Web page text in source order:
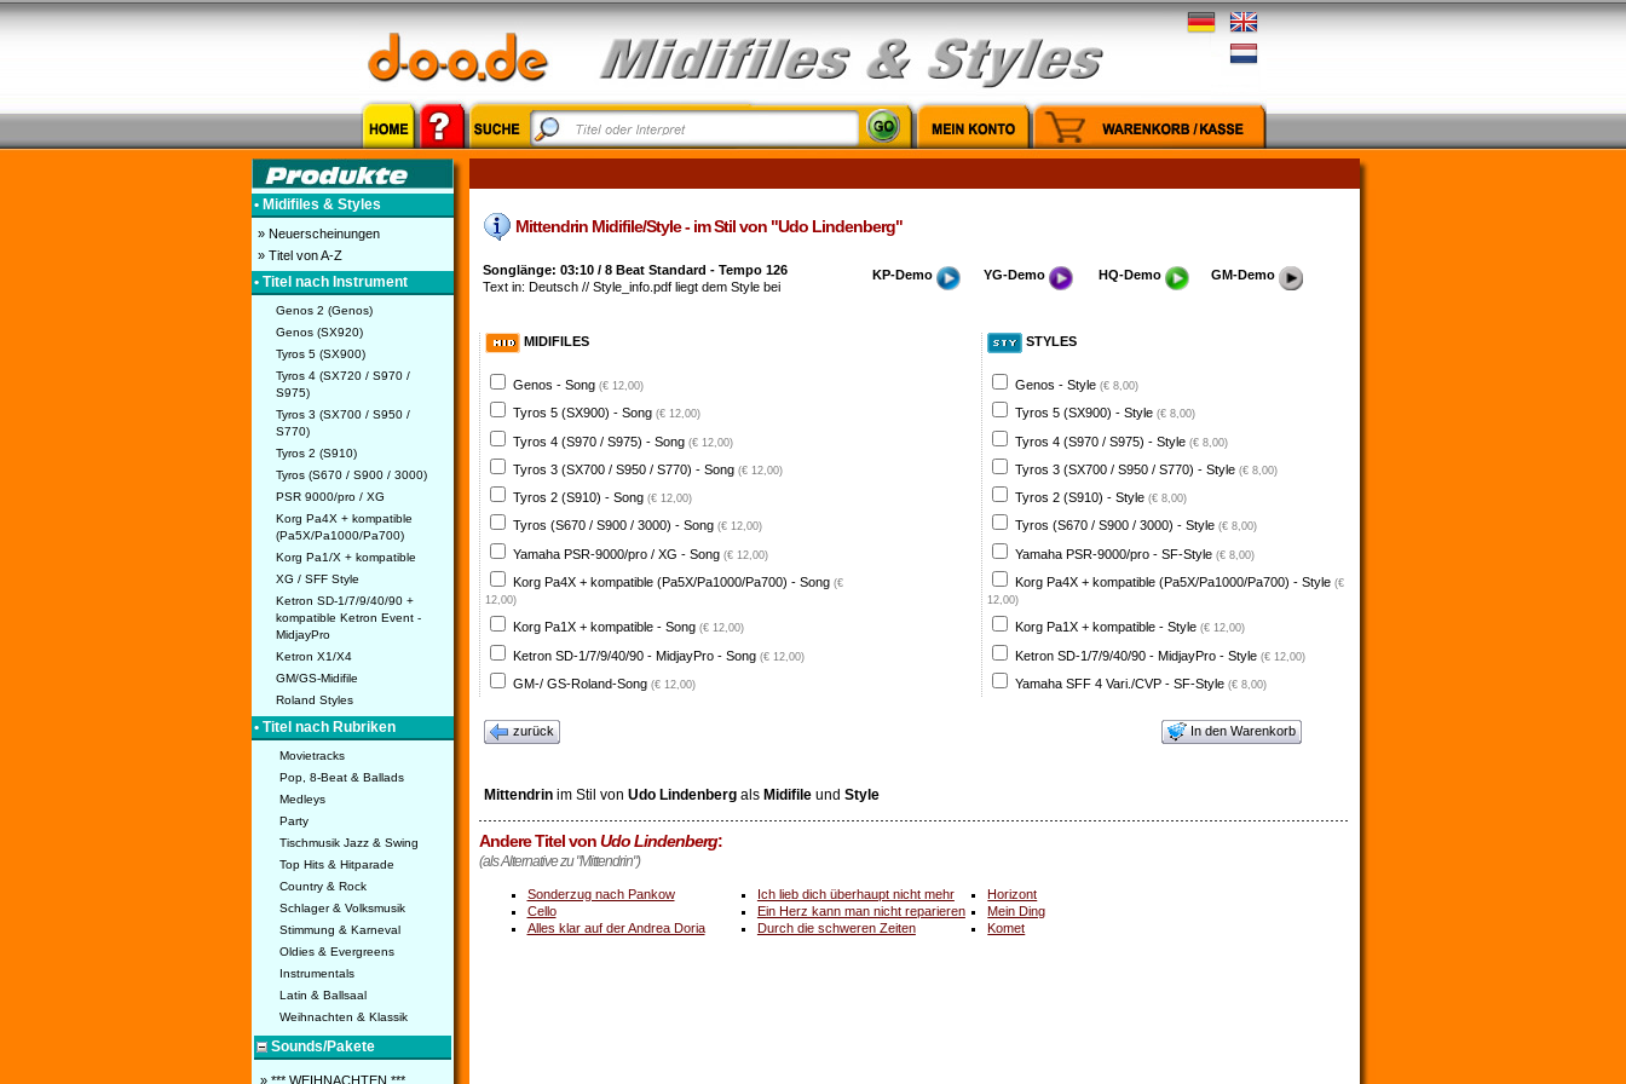
• Midifiles & Styles
» Neuerscheinungen
» Titel von A-Z
• Titel nach Instrument
Genos 2 (Genos)
Genos (SX920)
Tyros 5 (SX900)
Tyros 4 (SX720 / S970 /
S975)
Tyros 3 (SX700 / S950 /
S770)
Tyros 2 (S910)
Tyros (S670 / S900 / 3000)
PSR 9000/pro / XG
Korg Pa4X + kompatible
(Pa5X/Pa1000/Pa700)
Korg Pa1/X + kompatible
XG / SFF Style
Ketron SD-1/7/9/40/90 +
kompatible Ketron Event -
MidjayPro
Ketron X1/X4
GM/GS-Midifile
Roland Styles
• Titel nach Rubriken
Movietracks
Pop, 8-Beat & Ballads
Medleys
Party
Tischmusik Jazz & Swing
Top Hits & Hitparade
Country & Rock
Schlager & Volksmusik
Stimmung & Karneval
Oldies & Evergreens
Instrumentals
Latin & Ballsaal
Weihnachten & Klassik
Sounds/Pakete
» *** WEIHNACHTEN ***
Mittendrin Midifile/Style - im Stil von "Udo Lindenberg"
Songlänge: 03:10 / 8 Beat Standard - Tempo 126
Text in: Deutsch // Style_info.pdf liegt dem Style bei
KP-Demo YG-Demo HQ-Demo GM-Demo
MIDIFILES
Genos - Song (€ 12,00)
Tyros 5 (SX900) - Song (€ 12,00)
Tyros 4 (S970 / S975) - Song (€ 12,00)
Tyros 3 (SX700 / S950 / S770) - Song (€ 12,00)
Tyros 2 (S910) - Song (€ 12,00)
Tyros (S670 / S900 / 3000) - Song (€ 12,00)
Yamaha PSR-9000/pro / XG - Song (€ 12,00)
Korg Pa4X + kompatible (Pa5X/Pa1000/Pa700) - Song (€
12,00)
Korg Pa1X + kompatible - Song (€ 12,00)
Ketron SD-1/7/9/40/90 - MidjayPro - Song (€ 12,00)
GM-/ GS-Roland-Song (€ 12,00)
STYLES
Genos - Style (€ 8,00)
Tyros 5 (SX900) - Style (€ 8,00)
Tyros 4 (S970 / S975) - Style (€ 8,00)
Tyros 3 (SX700 / S950 / S770) - Style (€ 8,00)
Tyros 2 (S910) - Style (€ 8,00)
Tyros (S670 / S900 / 3000) - Style (€ 8,00)
Yamaha PSR-9000/pro - SF-Style (€ 8,00)
Korg Pa4X + kompatible (Pa5X/Pa1000/Pa700) - Style (€
12,00)
Korg Pa1X + kompatible - Style (€ 12,00)
Ketron SD-1/7/9/40/90 - MidjayPro - Style (€ 12,00)
Yamaha SFF 4 Vari./CVP - SF-Style (€ 8,00)
zurück In den Warenkorb
Mittendrinim Stil von Udo Lindenbergals Midifileund Style
Andere Titel vonUdo Lindenberg:
(als Alternative zu "Mittendrin")
Sonderzug nach Pankow Ich lieb dich überhaupt nicht mehr
Horizont
Cello
Ein Herz kann man nicht reparieren
Mein Ding
Alles klar auf der Andrea Doria
Durch die schweren Zeiten Komet